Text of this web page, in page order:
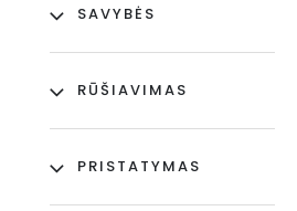
SAVYBĖS
RŪŠIAVIMAS
PRISTATYMAS